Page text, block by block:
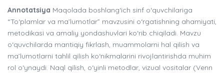
Annotatsiya Maqolada boshlang‘ich sinf o‘quvchilariga
“To‘plamlar va ma’lumotlar” mavzusini o‘rgatishning ahamiyati,
metodikasi va amaliy yondashuvlari ko‘rib chiqiladi. Mavzu
o‘quvchilarda mantiqiy fikrlash, muammolarni hal qilish va
ma’lumotlarni tahlil qilish ko‘nikmalarini rivojlantirishda muhim
rol o‘ynaydi. Naql qilish, o‘yinli metodlar, vizual vositalar (Venn